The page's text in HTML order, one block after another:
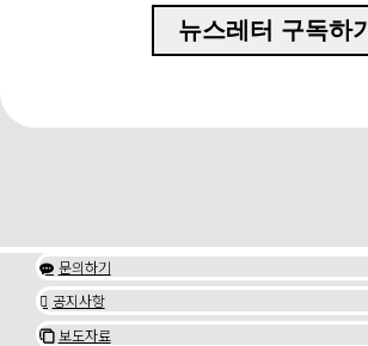
뉴스레터 구독하기
 문의하기
 공지사항
 보도자료